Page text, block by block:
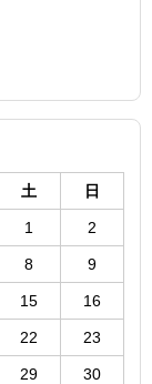
土 日
1 2
8 9
15 16
22 23
29 30